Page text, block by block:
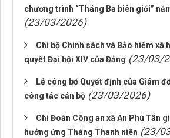
chương trình “Tháng Ba biên giới”
(23/03/2026)
Chi bộ Chính sách và Bảo hiểm xã
quyết Đại hội XIV của Đảng (23/03/
Lễ công bố Quyết định của Giám
công tác cán bộ (23/03/2026)
Chi Đoàn Công an xã An Phú Tân
hưởng ứng Tháng Thanh niên (23/